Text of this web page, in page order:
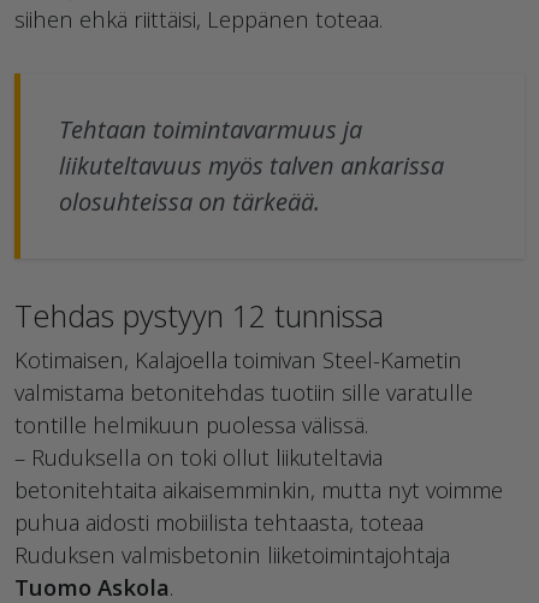
siihen ehkä riittäisi, Leppänen toteaa.
Tehtaan toimintavarmuus ja
liikuteltavuus myös talven ankarissa
olosuhteissa on tärkeää.
Tehdas pystyyn 12 tunnissa
Kotimaisen, Kalajoella toimivan Steel-Kametin
valmistama betonitehdas tuotiin sille varatulle
tontille helmikuun puolessa välissä.
– Ruduksella on toki ollut liikuteltavia
betonitehtaita aikaisemminkin, mutta nyt voimme
puhua aidosti mobiilista tehtaasta, toteaa
Ruduksen valmisbetonin liiketoimintajohtaja
Tuomo Askola.